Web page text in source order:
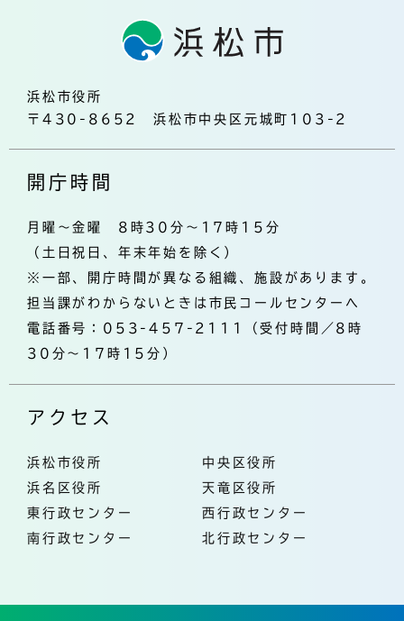
浜松市役所
〒430-8652 浜松市中央区元城町103-2
開庁時間
月曜～金曜 8時30分～17時15分
（土日祝日、年末年始を除く）
※一部、開庁時間が異なる組織、施設があります。
担当課がわからないときは市民コールセンターへ
電話番号：053-457-2111（受付時間／8時
30分～17時15分）
アクセス
浜松市役所
中央区役所
浜名区役所
天竜区役所
東行政センター
西行政センター
南行政センター
北行政センター